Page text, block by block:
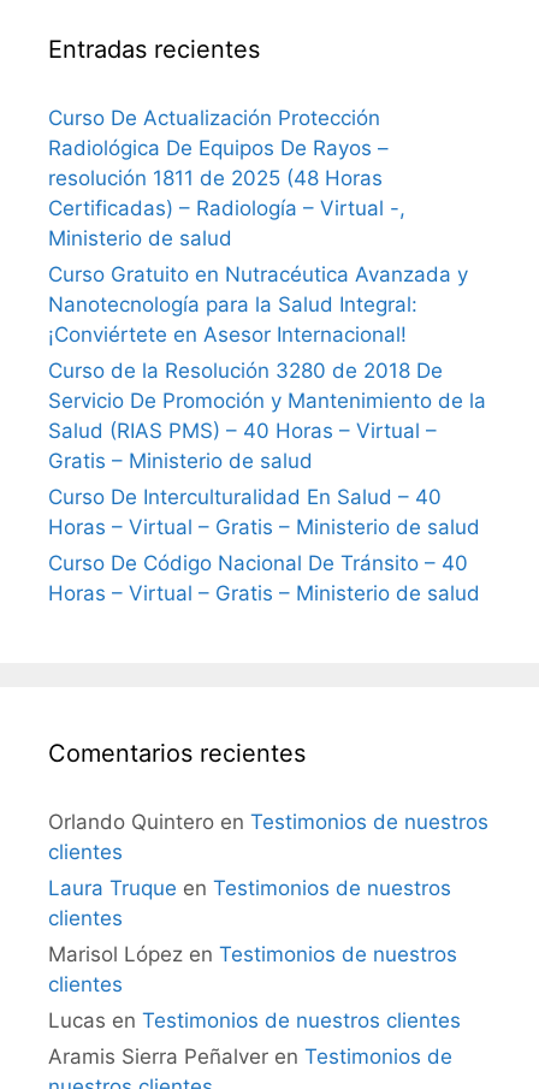
Entradas recientes
Curso De Actualización Protección
Radiológica De Equipos De Rayos –
resolución 1811 de 2025 (48 Horas
Certificadas) – Radiología – Virtual -,
Ministerio de salud
Curso Gratuito en Nutracéutica Avanzada y
Nanotecnología para la Salud Integral:
¡Conviértete en Asesor Internacional!
Curso de la Resolución 3280 de 2018 De
Servicio De Promoción y Mantenimiento de la
Salud (RIAS PMS) – 40 Horas – Virtual –
Gratis – Ministerio de salud
Curso De Interculturalidad En Salud – 40
Horas – Virtual – Gratis – Ministerio de salud
Curso De Código Nacional De Tránsito – 40
Horas – Virtual – Gratis – Ministerio de salud
Comentarios recientes
Orlando Quintero en Testimonios de nuestros
clientes
Laura Truque en Testimonios de nuestros
clientes
Marisol López en Testimonios de nuestros
clientes
Lucas en Testimonios de nuestros clientes
Aramis Sierra Peñalver en Testimonios de